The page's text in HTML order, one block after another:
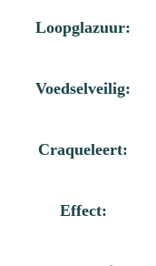
Loopglazuur:
Voedselveilig:
Craqueleert:
Effect: